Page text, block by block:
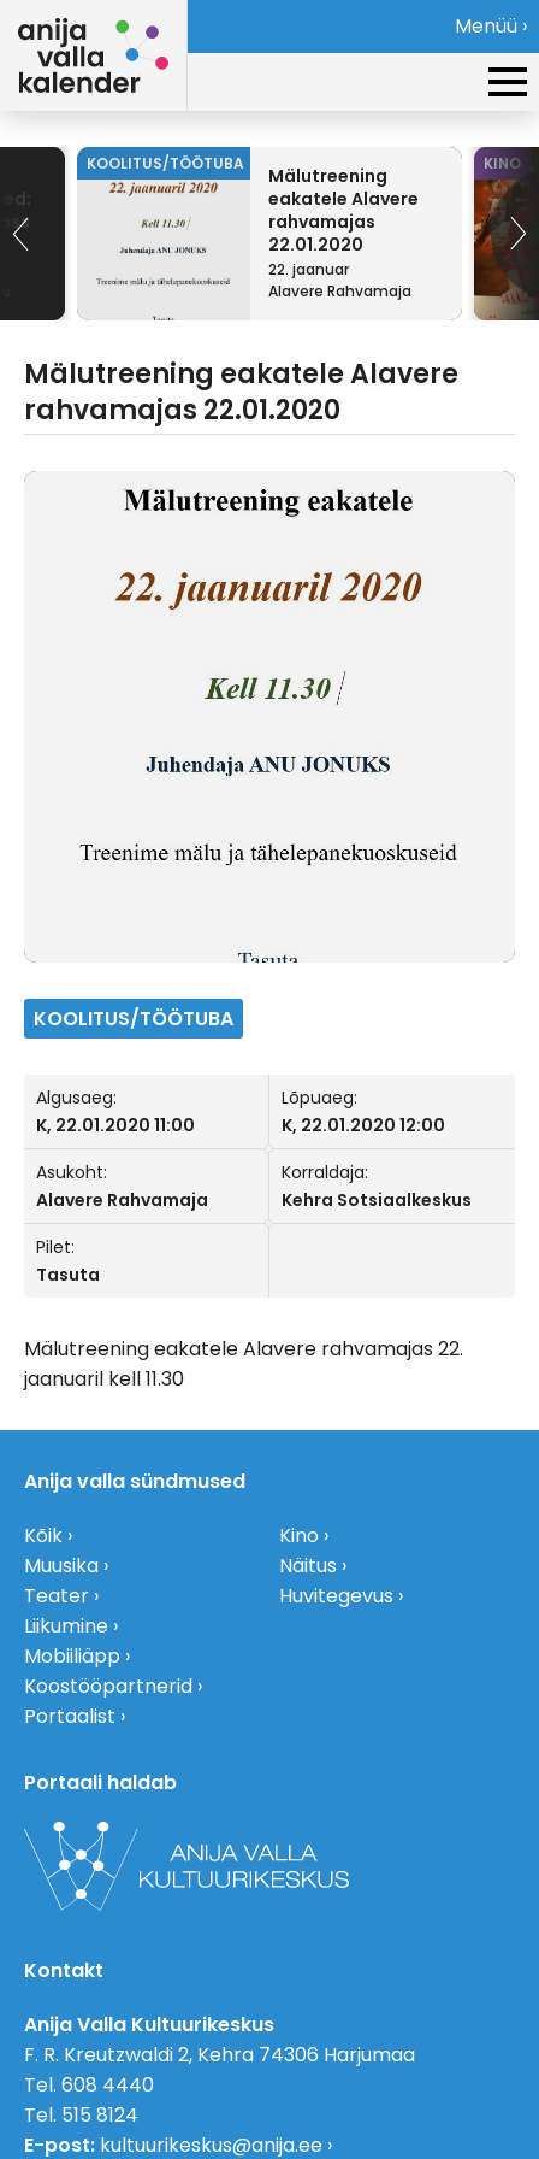
Menüü ›
KOOLITUS/TÖÖTUBA
Mälutreening
eakatele Alavere
rahvamajas
22.01.2020
22. jaanuar
Alavere Rahvamaja
KINO
Mälutreening eakatele Alavere
rahvamajas 22.01.2020
KOOLITUS/TÖÖTUBA
Algusaeg:
K, 22.01.2020 11:00
Lõpuaeg:
K, 22.01.2020 12:00
Asukoht:
Alavere Rahvamaja
Korraldaja:
Kehra Sotsiaalkeskus
Pilet:
Tasuta
Mälutreening eakatele Alavere rahvamajas 22.
jaanuaril kell 11.30
Anija valla sündmused
Kõik
Muusika
Teater
Liikumine
Kino
Näitus
Huvitegevus
Mobiiliäpp
Koostööpartnerid
Portaalist
Portaali haldab
Kontakt
Anija Valla Kultuurikeskus
F. R. Kreutzwaldi 2, Kehra 74306 Harjumaa
Tel. 608 4440
Tel. 515 8124
E-post: kultuurikeskus@anija.ee